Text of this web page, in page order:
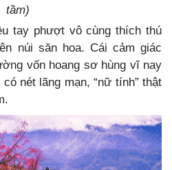
tầm)
tay phượt vô cùng thích thú
núi săn hoa. Cái cảm giác
vốn hoang sơ hùng vĩ nay
nét lãng mạn, “nữ tính” thật